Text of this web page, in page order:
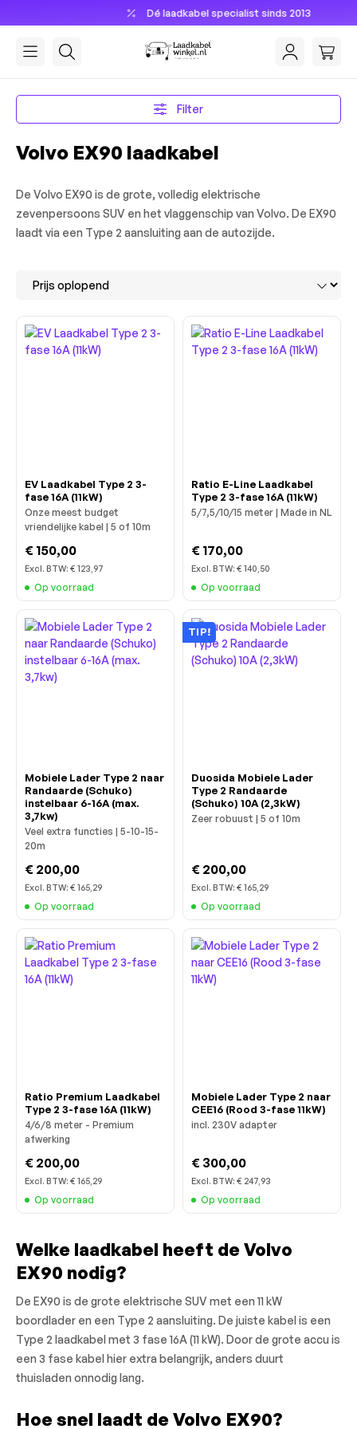
Dé laadkabel specialist sinds 2013
Filter
Volvo EX90 laadkabel
De Volvo EX90 is de grote, volledig elektrische
zevenpersoons SUV en het vlaggenschip van Volvo. De EX90
laadt via een Type 2 aansluiting aan de autozijde.
EV Laadkabel Type 2 3-
fase 16A (11kW)
Onze meest budget
vriendelijke kabel | 5 of 10m
€ 150,00
Excl. BTW: € 123,97
Op voorraad
Ratio E-Line Laadkabel
Type 2 3-fase 16A (11kW)
5/7,5/10/15 meter | Made in NL
€ 170,00
Excl. BTW: € 140,50
Op voorraad
Mobiele Lader Type 2 naar
Randaarde (Schuko)
instelbaar 6-16A (max.
3,7kw)
Veel extra functies | 5-10-15-
20m
€ 200,00
Excl. BTW: € 165,29
Op voorraad
TIP!
Duosida Mobiele Lader
Type 2 Randaarde
(Schuko) 10A (2,3kW)
Zeer robuust | 5 of 10m
€ 200,00
Excl. BTW: € 165,29
Op voorraad
Ratio Premium Laadkabel
Type 2 3-fase 16A (11kW)
4/6/8 meter - Premium
afwerking
€ 200,00
Excl. BTW: € 165,29
Op voorraad
Mobiele Lader Type 2 naar
CEE16 (Rood 3-fase 11kW)
incl. 230V adapter
€ 300,00
Excl. BTW: € 247,93
Op voorraad
Welke laadkabel heeft de Volvo
EX90 nodig?
De EX90 is de grote elektrische SUV met een 11 kW
boordlader en een Type 2 aansluiting. De juiste kabel is een
Type 2 laadkabel met 3 fase 16A (11 kW). Door de grote accu is
een 3 fase kabel hier extra belangrijk, anders duurt
thuisladen onnodig lang.
Hoe snel laadt de Volvo EX90?